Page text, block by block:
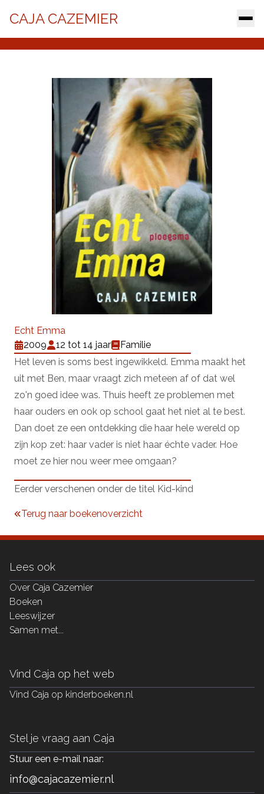
CAJA CAZEMIER
Echt Emma
2009
12 tot 14 jaar
Familie
Het leven is soms best ingewikkeld. Emma maakt het
uit met Ben, maar vraagt zich meteen af of dat wel
zo'n goed idee was. Thuis heeft ze problemen met
haar ouders en ook op school gaat het niet al te best.
Dan doet ze een ontdekking die haar hele wereld op
zijn kop zet: haar vader is niet haar échte vader. Hoe
moet ze hier nou weer mee omgaan?
Eerder verschenen onder de titel Kid-kind
Terug naar boekenoverzicht
Lees ook
Over Caja Cazemier
Boeken
Leeswijzer
Samen met...
Vind Caja op het web
Vind Caja op kinderboeken.nl
Stel je vraag aan Caja
Stuur een e-mail naar:
info@cajacazemier.nl